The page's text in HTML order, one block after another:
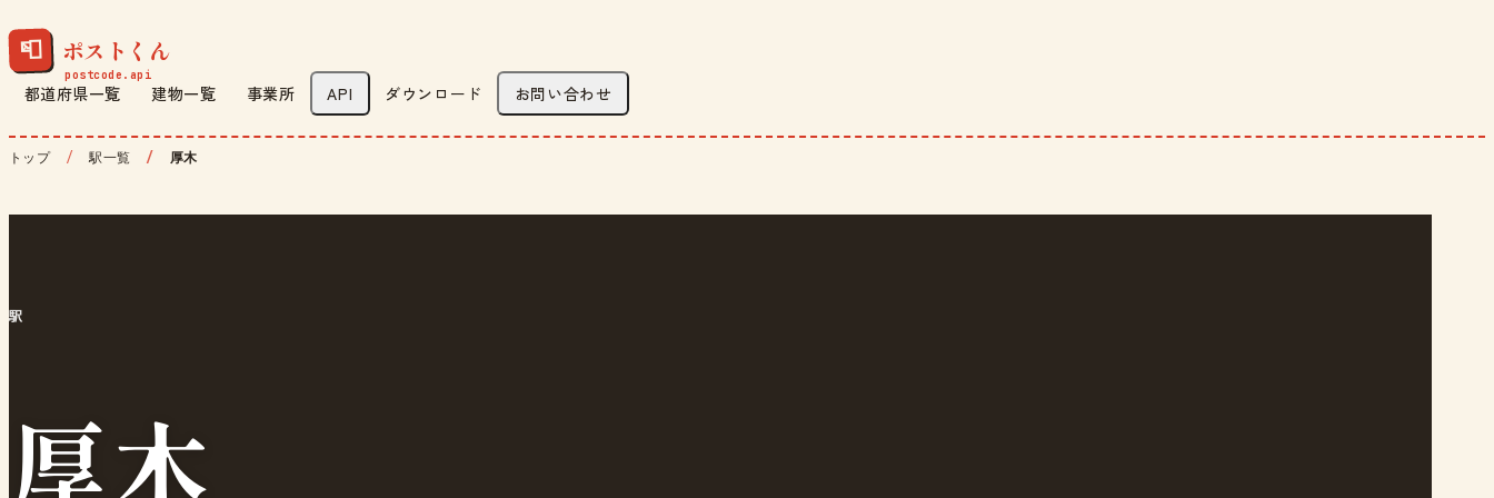
📮 ポストくん
都道府県一覧 建物一覧 事業所 API ダウンロード お問い合わせ
トップ 駅一覧 厚木
駅
厚木